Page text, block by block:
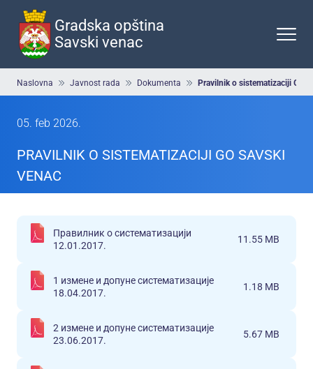
Preskoči
glavni
sadržaja
Gradska opština
Savski venac
Breadcrumb
Naslovna Javnost rada Dokumenta Pravilnik o sistematizaciji GO
05. feb 2026.
PRAVILNIK O SISTEMATIZACIJI GO SAVSKI
VENAC
Правилник о систематизацији
12.01.2017.
11.55 MB
1 измене и допуне систематизације
18.04.2017.
1.18 MB
2 измене и допуне систематизације
23.06.2017.
5.67 MB